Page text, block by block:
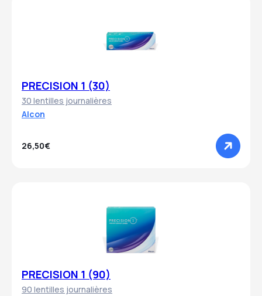
PRECISION 1 (30)
30 lentilles journalières
Alcon
26,50€
PRECISION 1 (90)
90 lentilles journalières